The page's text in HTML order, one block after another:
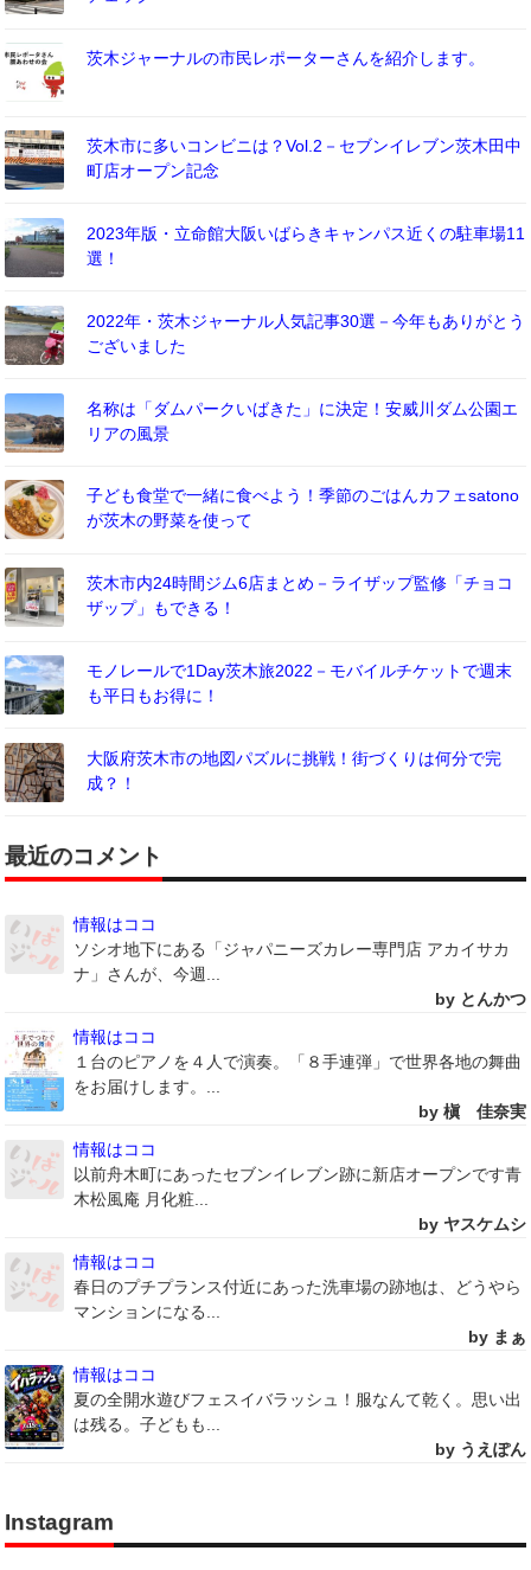
茨木ジャーナルの市民レポーターさんを紹介します。
茨木市に多いコンビニは？Vol.2－セブンイレブン茨木田中
町店オープン記念
2023年版・立命館大阪いばらきキャンパス近くの駐車場11
選！
2022年・茨木ジャーナル人気記事30選－今年もありがとう
ございました
名称は「ダムパークいばきた」に決定！安威川ダム公園エ
リアの風景
子ども食堂で一緒に食べよう！季節のごはんカフェsatono
が茨木の野菜を使って
茨木市内24時間ジム6店まとめ－ライザップ監修「チョコ
ザップ」もできる！
モノレールで1Day茨木旅2022－モバイルチケットで週末
も平日もお得に！
大阪府茨木市の地図パズルに挑戦！街づくりは何分で完
成？！
最近のコメント
情報はココ
ソシオ地下にある「ジャパニーズカレー専門店 アカイサカ
ナ」さんが、今週...
by とんかつ
情報はココ
１台のピアノを４人で演奏。「８手連弾」で世界各地の舞曲
をお届けします。...
by 槇 佳奈実
情報はココ
以前舟木町にあったセブンイレブン跡に新店オープンです青
木松風庵 月化粧...
by ヤスケムシ
情報はココ
春日のプチプランス付近にあった洗車場の跡地は、どうやら
マンションになる...
by まぁ
情報はココ
夏の全開水遊びフェスイバラッシュ！服なんて乾く。思い出
は残る。子どもも...
by うえぽん
Instagram